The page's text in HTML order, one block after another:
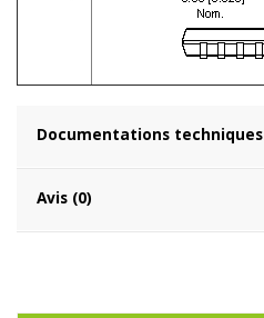
Documentations techniques
Avis (0)